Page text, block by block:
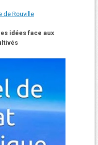
de Rouville
idées face aux